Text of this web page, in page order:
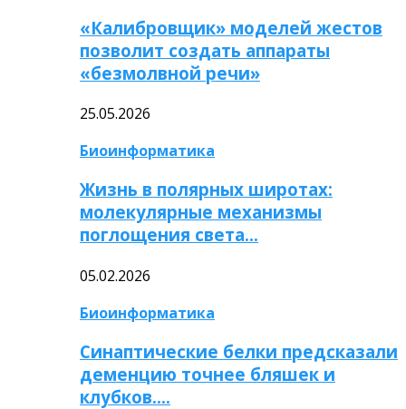
«Калибровщик» моделей жестов
позволит создать аппараты
«безмолвной речи»
25.05.2026
Биоинформатика
Жизнь в полярных широтах:
молекулярные механизмы
поглощения света…
05.02.2026
Биоинформатика
Синаптические белки предсказали
деменцию точнее бляшек и
клубков….